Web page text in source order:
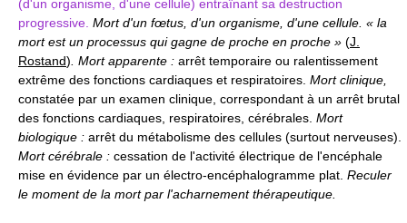
(d'un organisme, d'une cellule) entraînant sa destruction
progressive. Mort d'un fœtus, d'un organisme, d'une cellule. « la
mort est un processus qui gagne de proche en proche » (J.
Rostand) . Mort apparente : arrêt temporaire ou ralentissement
extrême des fonctions cardiaques et respiratoires. Mort clinique,
constatée par un examen clinique, correspondant à un arrêt brutal
des fonctions cardiaques, respiratoires, cérébrales. Mort
biologique : arrêt du métabolisme des cellules (surtout nerveuses).
Mort cérébrale : cessation de l'activité électrique de l'encéphale
mise en évidence par un électro-encéphalogramme plat. Reculer
le moment de la mort par l'acharnement thérapeutique.